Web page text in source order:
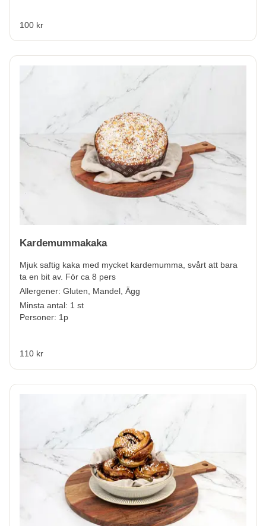
100 kr
Kardemummakaka
Mjuk saftig kaka med mycket kardemumma, svårt att bara
ta en bit av. För ca 8 pers
Allergener: Gluten, Mandel, Ägg
Minsta antal: 1 st
Personer: 1p
110 kr